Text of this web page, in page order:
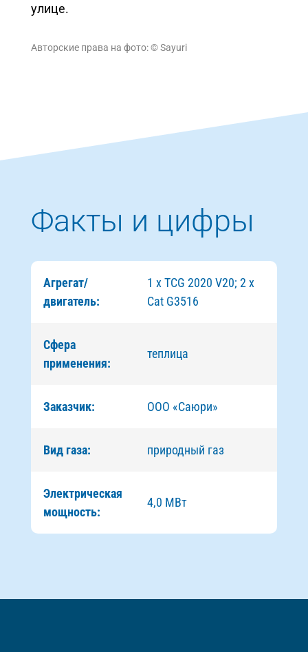
улице.
Авторские права на фото: © Sayuri
Факты и цифры
Агрегат/
двигатель:
1 x TCG 2020 V20; 2 x
Cat G3516
Сфера
применения:
теплица
Заказчик: ООО «Саюри»
Вид газа: природный газ
Электрическая
мощность:
4,0 МВт